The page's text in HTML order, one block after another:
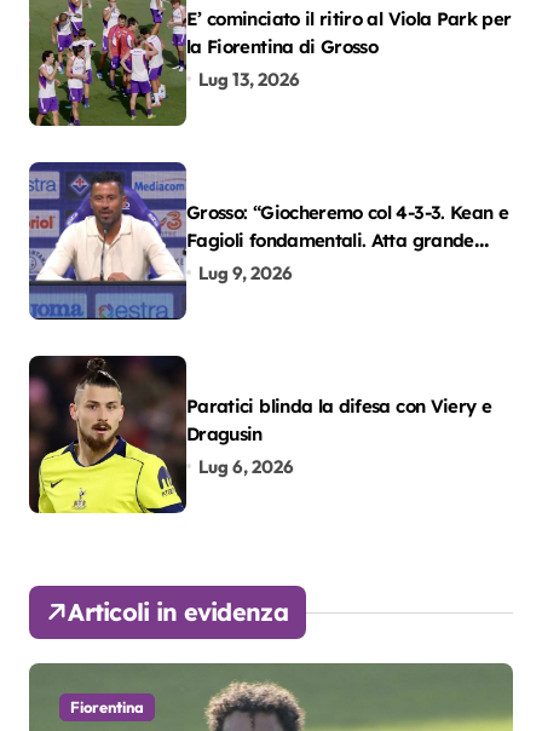
E’ cominciato il ritiro al Viola Park per
la Fiorentina di Grosso
Lug 13, 2026
Grosso: “Giocheremo col 4-3-3. Kean e
Fagioli fondamentali. Atta grande
colpo”
Lug 9, 2026
Paratici blinda la difesa con Viery e
Dragusin
Lug 6, 2026
Articoli in evidenza
Fiorentina